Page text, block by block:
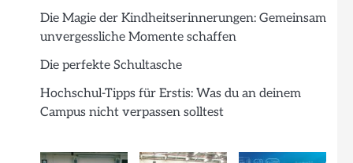
Die Magie der Kindheitserinnerungen: Gemeinsam
unvergessliche Momente schaffen
Die perfekte Schultasche
Hochschul-Tipps für Erstis: Was du an deinem
Campus nicht verpassen solltest